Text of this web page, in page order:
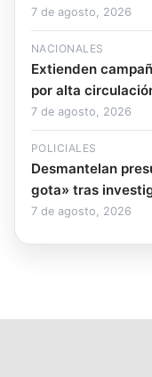
7 de agosto, 2026
NACIONALES
Extienden
por alta
7 de agosto, 2026
POLICIALES
Desmantelan
gota» tras
7 de agosto, 2026